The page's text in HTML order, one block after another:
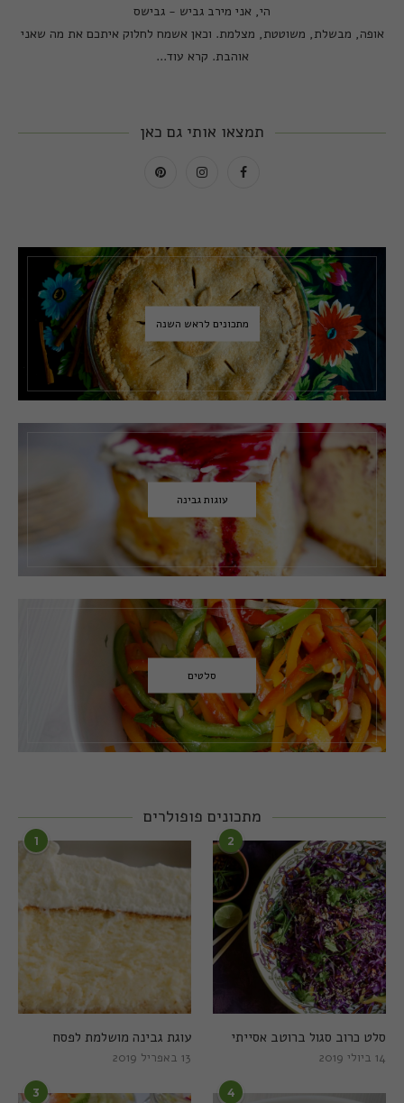
הי, אני מירב גביש - גבישס
אופה, מבשלת, משוטטת, מצלמת. וכאן אשמח לחלוק איתכם את מה שאני
אוהבת. קרא עוד...
תמצאו אותי גם כאן
מתכונים לראש השנה
עוגות גבינה
סלטים
מתכונים פופולרים
1
עוגת גבינה מושלמת לפסח
13 באפריל 2019
2
סלט כרוב סגול ברוטב אסייתי
14 ביולי 2019
3 4